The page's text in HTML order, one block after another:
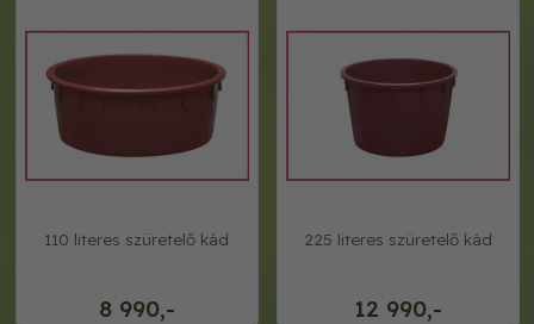
8 990,-
110 literes szüretelő kád
12 990,-
225 literes szüretelő kád